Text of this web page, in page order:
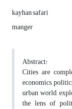
kayhan safari
manger
Abstract:
Cities are
economics,
urban world,
the lens of